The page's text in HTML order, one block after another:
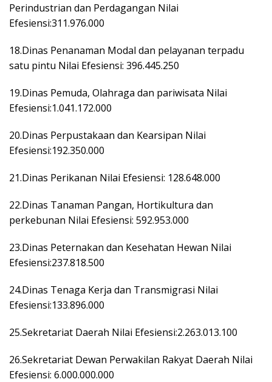
Perindustrian dan Perdagangan Nilai
Efesiensi:311.976.000
18.Dinas Penanaman Modal dan pelayanan terpadu
satu pintu Nilai Efesiensi: 396.445.250
19.Dinas Pemuda, Olahraga dan pariwisata Nilai
Efesiensi:1.041.172.000
20.Dinas Perpustakaan dan Kearsipan Nilai
Efesiensi:192.350.000
21.Dinas Perikanan Nilai Efesiensi: 128.648.000
22.Dinas Tanaman Pangan, Hortikultura dan
perkebunan Nilai Efesiensi: 592.953.000
23.Dinas Peternakan dan Kesehatan Hewan Nilai
Efesiensi:237.818.500
24.Dinas Tenaga Kerja dan Transmigrasi Nilai
Efesiensi:133.896.000
25.Sekretariat Daerah Nilai Efesiensi:2.263.013.100
26.Sekretariat Dewan Perwakilan Rakyat Daerah Nilai
Efesiensi: 6.000.000.000